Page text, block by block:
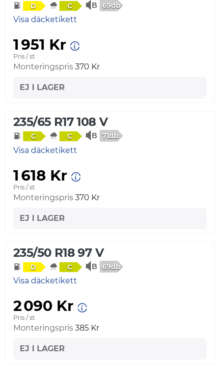
D C 69db
Visa däcketikett
1 951 Kr
Pris / st
Monteringspris 370 Kr
EJ I LAGER
235/65 R17 108 V
C C 71db
Visa däcketikett
1 618 Kr
Pris / st
Monteringspris 370 Kr
EJ I LAGER
235/50 R18 97 V
D C 69db
Visa däcketikett
2 090 Kr
Pris / st
Monteringspris 385 Kr
EJ I LAGER